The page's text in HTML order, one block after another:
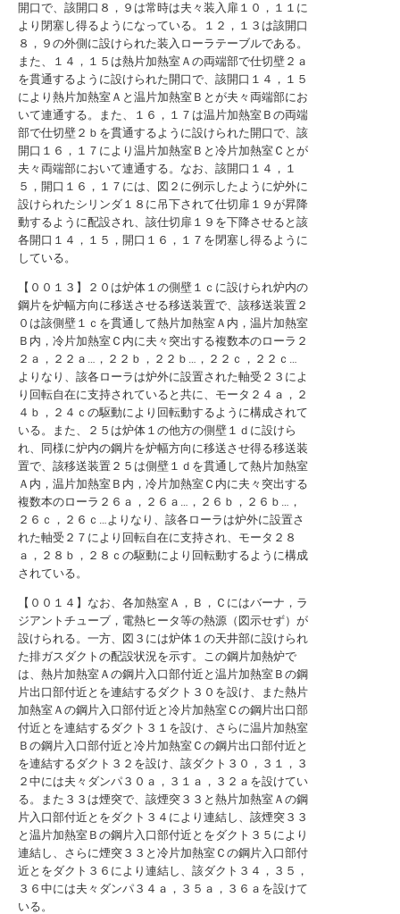
開口で、該開口８，９は常時は夫々装入扉１０，１１に
より閉塞し得るようになっている。１２，１３は該開口
８，９の外側に設けられた装入ローラテーブルである。
また、１４，１５は熱片加熱室Ａの両端部で仕切壁２ａ
を貫通するように設けられた開口で、該開口１４，１５
により熱片加熱室Ａと温片加熱室Ｂとが夫々両端部にお
いて連通する。また、１６，１７は温片加熱室Ｂの両端
部で仕切壁２ｂを貫通するように設けられた開口で、該
開口１６，１７により温片加熱室Ｂと冷片加熱室Ｃとが
夫々両端部において連通する。なお、該開口１４，１
５，開口１６，１７には、図２に例示したように炉外に
設けられたシリンダ１８に吊下されて仕切扉１９が昇降
動するように配設され、該仕切扉１９を下降させると該
各開口１４，１５，開口１６，１７を閉塞し得るように
している。
【００１３】２０は炉体１の側壁１ｃに設けられ炉内の
鋼片を炉幅方向に移送させる移送装置で、該移送装置２
０は該側壁１ｃを貫通して熱片加熱室Ａ内，温片加熱室
Ｂ内，冷片加熱室Ｃ内に夫々突出する複数本のローラ２
２ａ，２２ａ…，２２ｂ，２２ｂ…，２２ｃ，２２ｃ…
よりなり、該各ローラは炉外に設置された軸受２３によ
り回転自在に支持されていると共に、モータ２４ａ，２
４ｂ，２４ｃの駆動により回転動するように構成されて
いる。また、２５は炉体１の他方の側壁１ｄに設けら
れ、同様に炉内の鋼片を炉幅方向に移送させ得る移送装
置で、該移送装置２５は側壁１ｄを貫通して熱片加熱室
Ａ内，温片加熱室Ｂ内，冷片加熱室Ｃ内に夫々突出する
複数本のローラ２６ａ，２６ａ…，２６ｂ，２６ｂ…，
２６ｃ，２６ｃ…よりなり、該各ローラは炉外に設置さ
れた軸受２７により回転自在に支持され、モータ２８
ａ，２８ｂ，２８ｃの駆動により回転動するように構成
されている。
【００１４】なお、各加熱室Ａ，Ｂ，Ｃにはバーナ，ラ
ジアントチューブ，電熱ヒータ等の熱源（図示せず）が
設けられる。一方、図３には炉体１の天井部に設けられ
た排ガスダクトの配設状況を示す。この鋼片加熱炉で
は、熱片加熱室Ａの鋼片入口部付近と温片加熱室Ｂの鋼
片出口部付近とを連結するダクト３０を設け、また熱片
加熱室Ａの鋼片入口部付近と冷片加熱室Ｃの鋼片出口部
付近とを連結するダクト３１を設け、さらに温片加熱室
Ｂの鋼片入口部付近と冷片加熱室Ｃの鋼片出口部付近と
を連結するダクト３２を設け、該ダクト３０，３１，３
２中には夫々ダンパ３０ａ，３１ａ，３２ａを設けてい
る。また３３は煙突で、該煙突３３と熱片加熱室Ａの鋼
片入口部付近とをダクト３４により連結し、該煙突３３
と温片加熱室Ｂの鋼片入口部付近とをダクト３５により
連結し、さらに煙突３３と冷片加熱室Ｃの鋼片入口部付
近とをダクト３６により連結し、該ダクト３４，３５，
３６中には夫々ダンパ３４ａ，３５ａ，３６ａを設けて
いる。